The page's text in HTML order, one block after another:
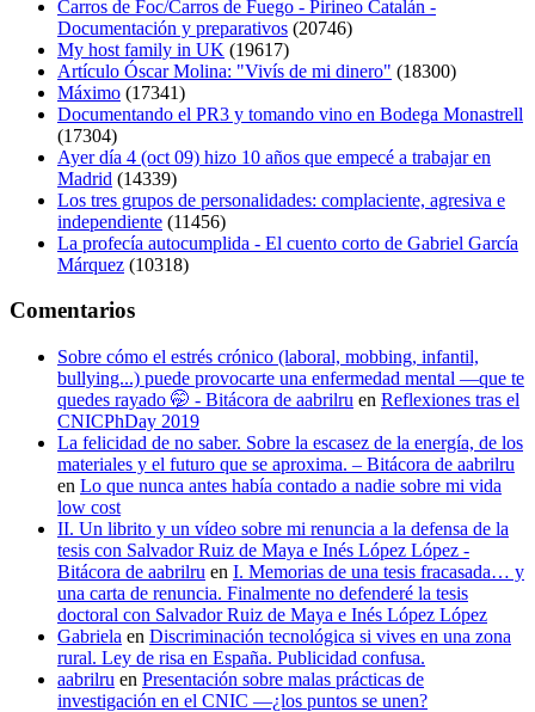
Carros de Foc/Carros de Fuego - Pirineo Catalán -
Documentación y preparativos (20746)
My host family in UK (19617)
Artículo Óscar Molina: "Vivís de mi dinero" (18300)
Máximo (17341)
Documentando el PR3 y tomando vino en Bodega Monastrell
(17304)
Ayer día 4 (oct 09) hizo 10 años que empecé a trabajar en
Madrid (14339)
Los tres grupos de personalidades: complaciente, agresiva e
independiente (11456)
La profecía autocumplida - El cuento corto de Gabriel García
Márquez (10318)
Comentarios
Sobre cómo el estrés crónico (laboral, mobbing, infantil,
bullying...) puede provocarte una enfermedad mental —que te
quedes rayado 🤭 - Bitácora de aabrilru en Reflexiones tras el
CNICPhDay 2019
La felicidad de no saber. Sobre la escasez de la energía, de los
materiales y el futuro que se aproxima. – Bitácora de aabrilru
en Lo que nunca antes había contado a nadie sobre mi vida
low cost
II. Un librito y un vídeo sobre mi renuncia a la defensa de la
tesis con Salvador Ruiz de Maya e Inés López López -
Bitácora de aabrilru en I. Memorias de una tesis fracasada… y
una carta de renuncia. Finalmente no defenderé la tesis
doctoral con Salvador Ruiz de Maya e Inés López López
Gabriela en Discriminación tecnológica si vives en una zona
rural. Ley de risa en España. Publicidad confusa.
aabrilru en Presentación sobre malas prácticas de
investigación en el CNIC —¿los puntos se unen?